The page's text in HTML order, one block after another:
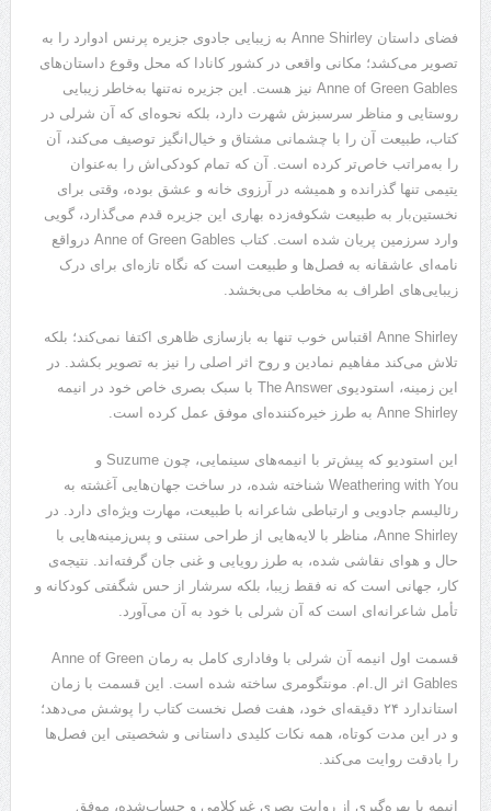
فضای داستان Anne Shirley به زیبایی جادوی جزیره پرنس ادوارد را به
تصویر می‌کشد؛ مکانی واقعی در کشور کانادا که محل وقوع داستان‌های
Anne of Green Gables نیز هست. این جزیره نه‌تنها به‌خاطر زیبایی
روستایی و مناظر سرسبزش شهرت دارد، بلکه نحوه‌ای که آن شرلی در
کتاب، طبیعت آن را با چشمانی مشتاق و خیال‌انگیز توصیف می‌کند، آن
را به‌مراتب خاص‌تر کرده است. آن که تمام کودکی‌اش را به‌عنوان
یتیمی تنها گذرانده و همیشه در آرزوی خانه و عشق بوده، وقتی برای
نخستین‌بار به طبیعت شکوفه‌زده بهاری این جزیره قدم می‌گذارد، گویی
وارد سرزمین پریان شده است. کتاب Anne of Green Gables درواقع
نامه‌ای عاشقانه به فصل‌ها و طبیعت است که نگاه تازه‌ای برای درک
زیبایی‌های اطراف به مخاطب می‌بخشد.
Anne Shirley اقتباس خوب تنها به بازسازی ظاهری اکتفا نمی‌کند؛ بلکه
تلاش می‌کند مفاهیم نمادین و روح اثر اصلی را نیز به تصویر بکشد. در
این زمینه، استودیوی The Answer با سبک بصری خاص خود در انیمه
Anne Shirley به طرز خیره‌کننده‌ای موفق عمل کرده است.
این استودیو که پیش‌تر با انیمه‌های سینمایی، چون Suzume و
Weathering with You شناخته شده، در ساخت جهان‌هایی آغشته به
رئالیسم جادویی و ارتباطی شاعرانه با طبیعت، مهارت ویژه‌ای دارد. در
Anne Shirley، مناظر با لایه‌هایی از طراحی سنتی و پس‌زمینه‌هایی با
حال و هوای نقاشی شده، به طرز رویایی و غنی جان گرفته‌اند. نتیجه‌ی
کار، جهانی است که نه فقط زیبا، بلکه سرشار از حس شگفتی کودکانه و
تأمل شاعرانه‌ای است که آن شرلی با خود به آن می‌آورد.
قسمت اول انیمه آن شرلی با وفاداری کامل به رمان Anne of Green
Gables اثر ال.‌ام. مونتگومری ساخته شده است. این قسمت با زمان
استاندارد ۲۴ دقیقه‌ای خود، هفت فصل نخست کتاب را پوشش می‌دهد؛
و در این مدت کوتاه، همه نکات کلیدی داستانی و شخصیتی این فصل‌ها
را بادقت روایت می‌کند.
انیمه با بهره‌گیری از روایت بصری غیرکلامی و حساب‌شده، موفق